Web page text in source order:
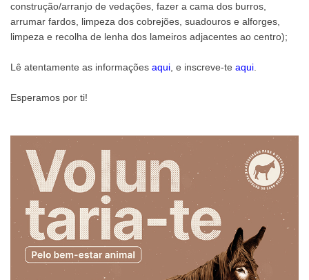
construção/arranjo de vedações, fazer a cama dos burros,
arrumar fardos, limpeza dos cobrejões, suadouros e alforges,
limpeza e recolha de lenha dos lameiros adjacentes ao centro);
Lê atentamente as informações aqui , e inscreve-te aqui
Esperamos por ti!